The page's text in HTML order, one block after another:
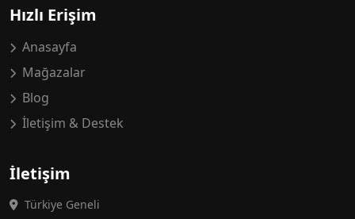
Hızlı Erişim
Anasayfa
Mağazalar
Blog
İletişim & Destek
İletişim
Türkiye Geneli